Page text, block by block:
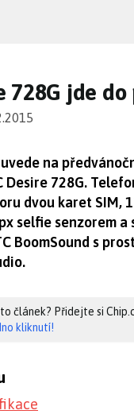
728G jde
na
Desire 728G.
dvou karet SIM,
selfie senzorem a
BoomSound s
článek? Přidejte si
kliknutí!